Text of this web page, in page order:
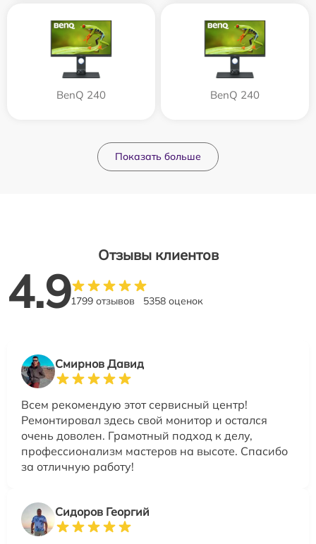
BenQ 240 BenQ 240
Показать больше
Отзывы клиентов
4.91799 отзывов 5358 оценок
Смирнов Давид
Всем рекомендую этот сервисный центр!
Ремонтировал здесь свой монитор и остался
очень доволен. Грамотный подход к делу,
профессионализм мастеров на высоте. Спасибо
за отличную работу!
Сидоров Георгий